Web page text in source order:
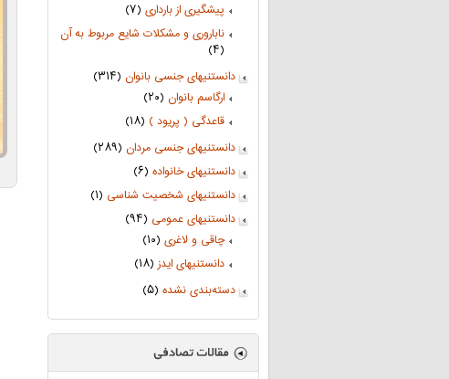
پیشگیری از بارداری (۷)
ناباروری و مشکلات شایع مربوط به آن
(۴)
دانستنیهای جنسی بانوان (۳۱۴)
ارگاسم بانوان (۲۰)
قاعدگی ( پریود ) (۱۸)
دانستنیهای جنسی مردان (۲۸۹)
دانستنیهای خانواده (۶)
دانستنیهای شخصیت شناسی (۱)
دانستنیهای عمومی (۹۴)
چاقی و لاغری (۱۰)
دانستنیهای ایدز(۱۸)
دسته‌بندی نشده (۵)